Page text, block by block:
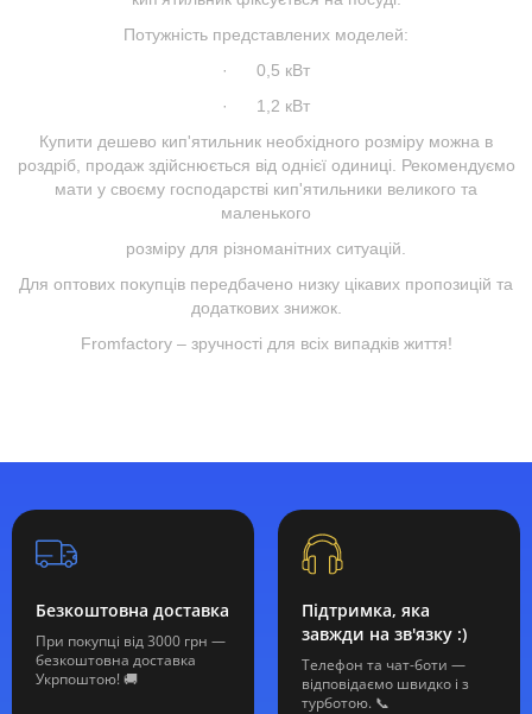
Потужність представлених моделей:
· 0,5 кВт
· 1,2 кВт
Купити дешево кип'ятильник необхідного розміру можна в
роздріб, продаж здійснюється від однієї одиниці. Рекомендуємо
мати у своєму господарстві кип'ятильники великого та
маленького
розміру для різноманітних ситуацій.
Для оптових покупців передбачено низку цікавих пропозицій та
додаткових знижок.
Fromfactory – зручності для всіх випадків життя!
Безкоштовна доставка
При покупці від 3000 грн —
безкоштовна доставка
Укрпоштою! 🚚
Підтримка, яка
завжди на зв'язку :)
Телефон та чат-боти —
відповідаємо швидко і з
турботою. 📞